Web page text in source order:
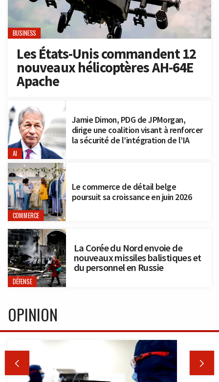
BUSINESS
Les États-Unis commandent 12
nouveaux hélicoptères AH-64E
Apache
AI
Jamie Dimon, PDG de JPMorgan,
dirige une coalition visant à renforcer
la sécurité de l’intégration de l’IA
COMMERCE
Le commerce de détail belge
poursuit sa croissance en juin 2026
DÉFENSE
La Corée du Nord envoie de
nouveaux missiles balistiques et
du personnel en Russie
OPINION
 